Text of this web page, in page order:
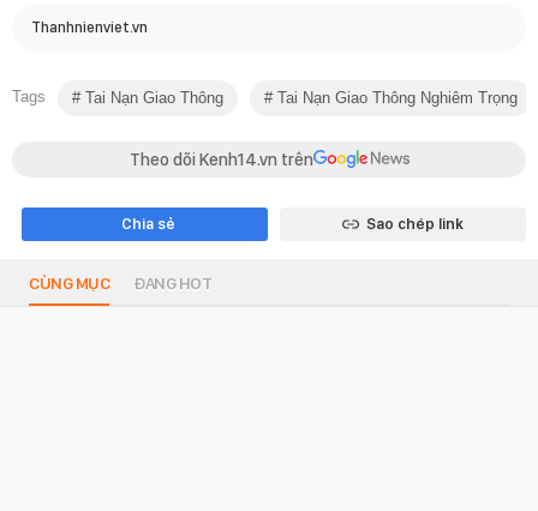
Thanhnienviet.vn
Tags Tai Nạn Giao Thông Tai Nạn Giao Thông Nghiêm Trọng
Theo dõi Kenh14.vn trên
Chia sẻ Sao chép link
CÙNG MỤC ĐANG HOT